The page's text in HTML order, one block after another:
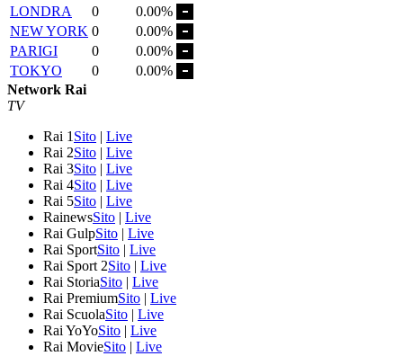
LONDRA
0
0.00%
NEW YORK 0
0.00%
PARIGI
0
0.00%
TOKYO
0
0.00%
Network Rai
TV
Rai 1 Sito | Live
Rai 2Sito | Live
Rai 3Sito | Live
Rai 4Sito | Live
Rai 5Sito | Live
RainewsSito | Live
Rai GulpSito | Live
Rai SportSito | Live
Rai Sport 2Sito | Live
Rai StoriaSito | Live
Rai PremiumSito | Live
Rai ScuolaSito | Live
Rai YoYoSito | Live
Rai MovieSito | Live